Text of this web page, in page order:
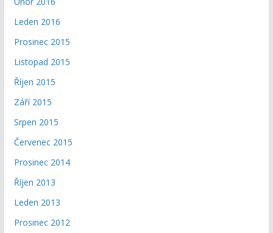
Leden 2016
Prosinec 2015
Listopad 2015
Říjen 2015
Září 2015
Srpen 2015
Červenec 2015
Prosinec 2014
Říjen 2013
Leden 2013
Prosinec 2012